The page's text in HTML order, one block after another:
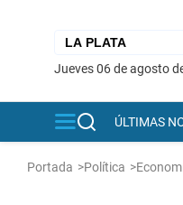
jueves 06 de agosto
ÚLTIMAS
Portada >Política >